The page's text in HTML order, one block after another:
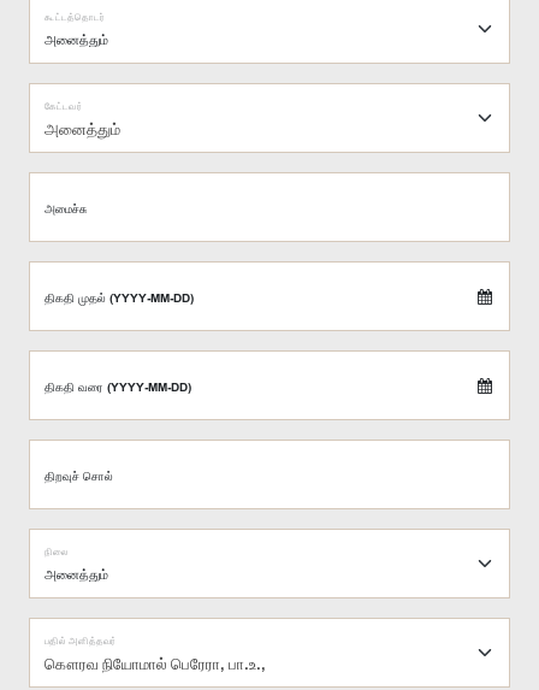
கூட்டத்தொடர்
அனைத்தும்
கேட்டவர்
அமைச்சு
திகதி முதல் (YYYY-MM-DD)
திகதி வரை (YYYY-MM-DD)
திறவுச் சொல்
நிலை
கௌரவ நியோமால் பெரேரா, பா.உ.,
பதில் அளித்தவர்